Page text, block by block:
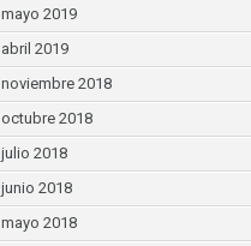
mayo 2019
abril 2019
noviembre 2018
octubre 2018
julio 2018
junio 2018
mayo 2018